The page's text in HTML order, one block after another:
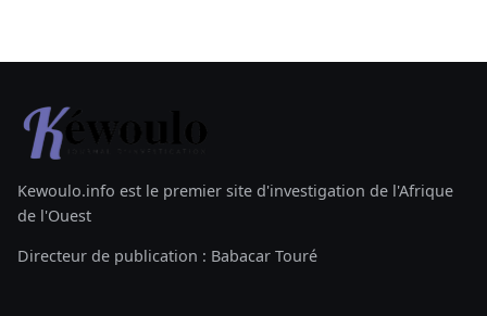
Kewoulo.info est le premier site d'investigation de l'Afrique
de l'Ouest
Directeur de publication : Babacar Touré